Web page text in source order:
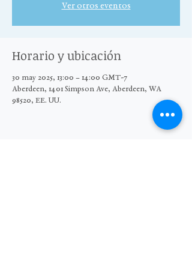
Ver otros eventos
Horario y ubicación
30 may 2025, 13:00 – 14:00 GMT-7
Aberdeen, 1401 Simpson Ave, Aberdeen, WA
98520, EE. UU.